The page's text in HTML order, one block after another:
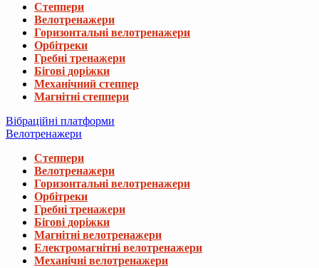
Степпери
Велотренажери
Горизонтальні велотренажери
Орбітреки
Гребні тренажери
Бігові доріжки
Механічний степпер
Магнітні степпери
Вібраційні платформи
Велотренажери
Степпери
Велотренажери
Горизонтальні велотренажери
Орбітреки
Гребні тренажери
Бігові доріжки
Магнітні велотренажери
Електромагнітні велотренажери
Механічні велотренажери